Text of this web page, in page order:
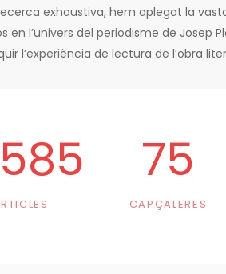
exhaustiva, hem aplegat la
en l’univers del periodisme de Josep
l’experiència de lectura de l’obra
75
CAPÇALERES